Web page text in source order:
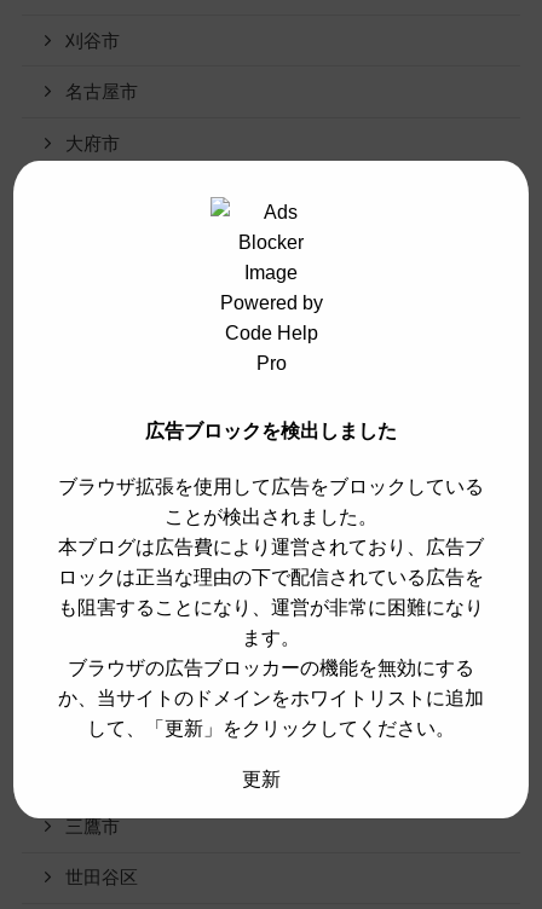
刈谷市
名古屋市
大府市
豊橋市
豊田市
額田郡
未分類
三鷹市
世田谷区
広告ブロックを検出しました
ブラウザ拡張を使用して広告をブロックしている
ことが検出されました。
本ブログは広告費により運営されており、広告ブ
ロックは正当な理由の下で配信されている広告を
も阻害することになり、運営が非常に困難になり
ます。
ブラウザの広告ブロッカーの機能を無効にする
か、当サイトのドメインをホワイトリストに追加
して、「更新」をクリックしてください。
更新